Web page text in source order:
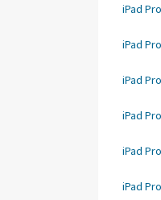
iPad
iPad
iPad
iPad
iPad
iPad